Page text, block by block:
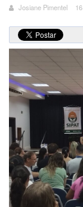
Josiane Pimentel